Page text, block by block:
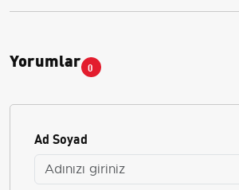
Yorumlar 0
Ad Soyad